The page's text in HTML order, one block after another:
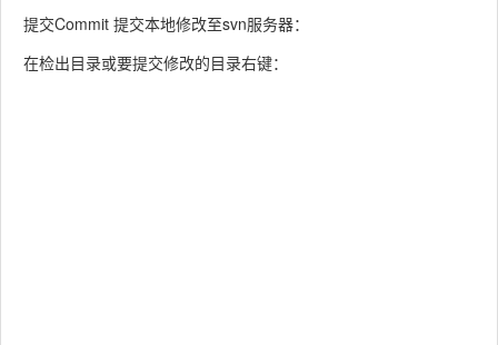
提交Commit 提交本地修改至svn服务器：
在检出目录或要提交修改的目录右键：